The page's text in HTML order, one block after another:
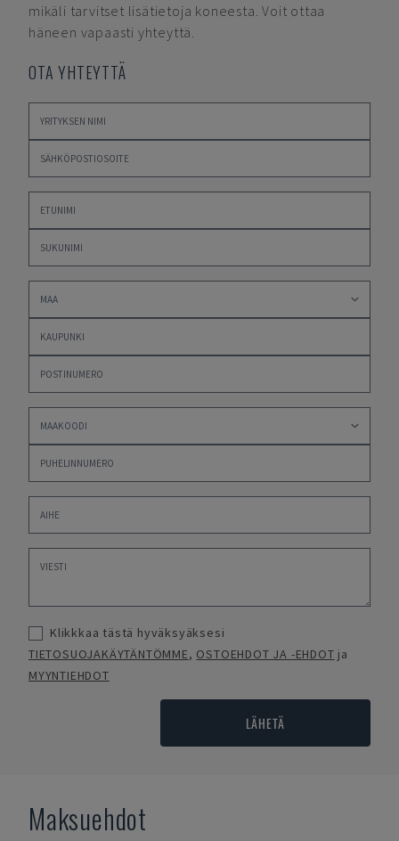
mikäli tarvitset lisätietoja koneesta. Voit ottaa
häneen vapaasti yhteyttä.
OTA YHTEYTTÄ
Klikkkaa tästä hyväksyäksesi
TIETOSUOJAKÄYTÄNTÖMME, OSTOEHDOT JA -EHDOT ja
MYYNTIEHDOT
LÄHETÄ
Maksuehdot